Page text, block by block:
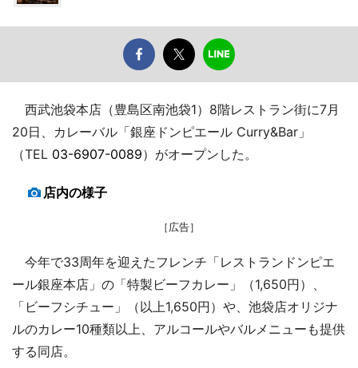
西武池袋本店（豊島区南池袋1）8階レストラン街に7月
20日、カレーバル「銀座ドンピエール Curry&Bar」
（TEL 03-6907-0089）がオープンした。
店内の様子
［広告］
今年で33周年を迎えたフレンチ「レストランドンピエ
ール銀座本店」の「特製ビーフカレー」（1,650円）、
「ビーフシチュー」（以上1,650円）や、池袋店オリジナ
ルのカレー10種類以上、アルコールやバルメニューも提供
する同店。